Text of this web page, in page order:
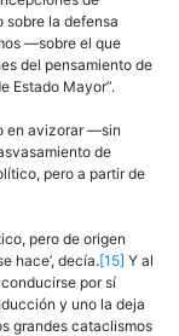
la defensa
—sobre el que
del pensamiento de
Estado Mayor”.
en avizorar —sin
de
pero a partir de
pero de origen
hace’, decía.[15] Y al
por sí
y uno la deja
grandes cataclismos